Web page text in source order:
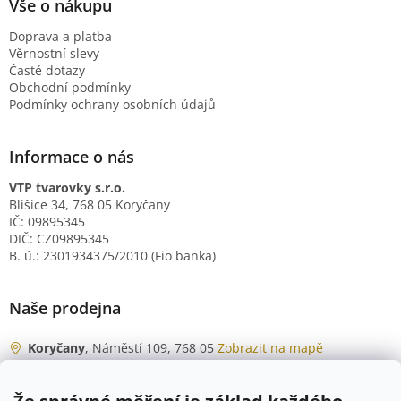
Vše o nákupu
Doprava a platba
Věrnostní slevy
Časté dotazy
Obchodní podmínky
Podmínky ochrany osobních údajů
Informace o nás
VTP tvarovky s.r.o.
Blišice 34, 768 05 Koryčany
IČ: 09895345
DIČ: CZ09895345
B. ú.: 2301934375/2010 (Fio banka)
Naše prodejna
Koryčany, Náměstí 109, 768 05Zobrazit na mapě